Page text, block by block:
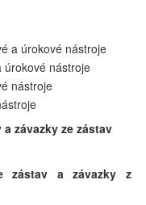
a úrokové nástroje
úrokové nástroje
nástroje
závazky ze zástav
zástav a závazky z